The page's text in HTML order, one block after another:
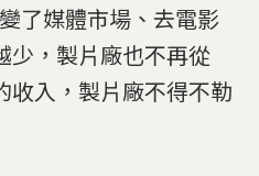
了媒體市場、去電影
少，製片廠也不再從
收入，製片廠不得不勒